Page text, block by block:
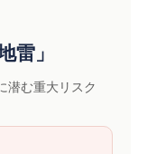
雷」
潜む重大リスク